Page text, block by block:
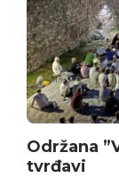
Održana
tvrđavi